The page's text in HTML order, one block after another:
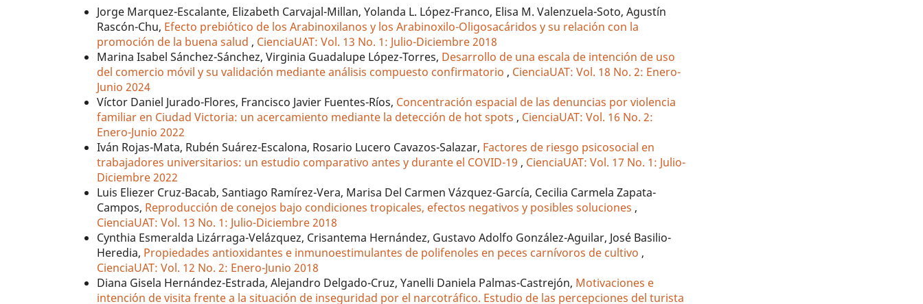
Jorge Marquez-Escalante, Elizabeth Carvajal-Millan, Yolanda L. López-Franco, Elisa M. Valenzuela-Soto, Agustín
Rascón-Chu, Efecto prebiótico de los Arabinoxilanos y los Arabinoxilo-Oligosacáridos y su relación con la
promoción de la buena salud , CienciaUAT: Vol. 13 No. 1: Julio-Diciembre 2018
Marina Isabel Sánchez-Sánchez, Virginia Guadalupe López-Torres, Desarrollo de una escala de intención de uso
del comercio móvil y su validación mediante análisis compuesto confirmatorio , CienciaUAT: Vol. 18 No. 2: Enero-
Junio 2024
Víctor Daniel Jurado-Flores, Francisco Javier Fuentes-Ríos, Concentración espacial de las denuncias por violencia
familiar en Ciudad Victoria: un acercamiento mediante la detección de hot spots , CienciaUAT: Vol. 16 No. 2:
Enero-Junio 2022
Iván Rojas-Mata, Rubén Suárez-Escalona, Rosario Lucero Cavazos-Salazar, Factores de riesgo psicosocial en
trabajadores universitarios: un estudio comparativo antes y durante el COVID-19 , CienciaUAT: Vol. 17 No. 1: Julio-
Diciembre 2022
Luis Eliezer Cruz-Bacab, Santiago Ramírez-Vera, Marisa Del Carmen Vázquez-García, Cecilia Carmela Zapata-
Campos, Reproducción de conejos bajo condiciones tropicales, efectos negativos y posibles soluciones ,
CienciaUAT: Vol. 13 No. 1: Julio-Diciembre 2018
Cynthia Esmeralda Lizárraga-Velázquez, Crisantema Hernández, Gustavo Adolfo González-Aguilar, José Basilio-
Heredia, Propiedades antioxidantes e inmunoestimulantes de polifenoles en peces carnívoros de cultivo ,
CienciaUAT: Vol. 12 No. 2: Enero-Junio 2018
Diana Gisela Hernández-Estrada, Alejandro Delgado-Cruz, Yanelli Daniela Palmas-Castrejón, Motivaciones e
intención de visita frente a la situación de inseguridad por el narcotráfico. Estudio de las percepciones del turista